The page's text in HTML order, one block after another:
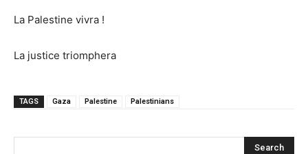
La Palestine vivra !
La justice triomphera
TAGS Gaza Palestine Palestinians
Search